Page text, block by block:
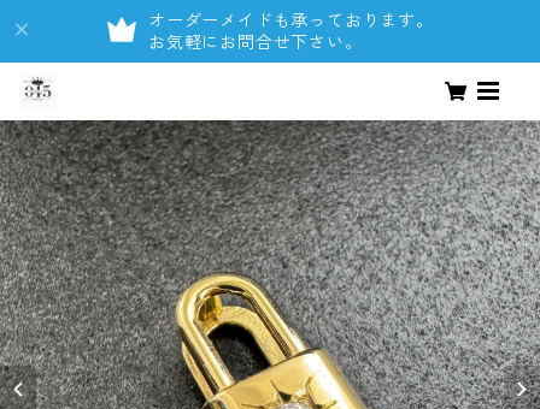
オーダーメイドも承っております。
お気軽にお問合せ下さい。